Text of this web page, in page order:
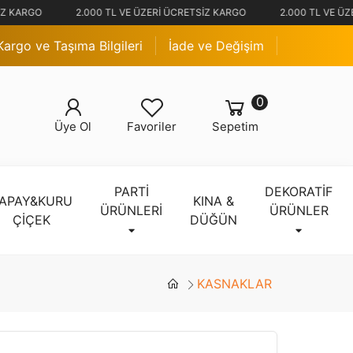
KARGO 2.000 TL VE ÜZERİ ÜCRETSİZ KARGO 2.000 TL VE
ve Taşıma Bilgileri İade ve Değişim
Sepetim
0
Favoriler
Üye Ol
ÇİÇEK
PARTİ
ÜRÜNLERİ
KINA &
DÜĞÜN
DEKORATİF
ÜRÜNLER
KASNAKLAR